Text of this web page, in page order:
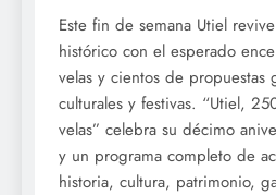
Este fin de semana Utiel
histórico con el esperado
velas y cientos de propuestas
culturales y festivas. “Utiel,
velas” celebra su décimo
y un programa completo de
historia, cultura, patrimonio,